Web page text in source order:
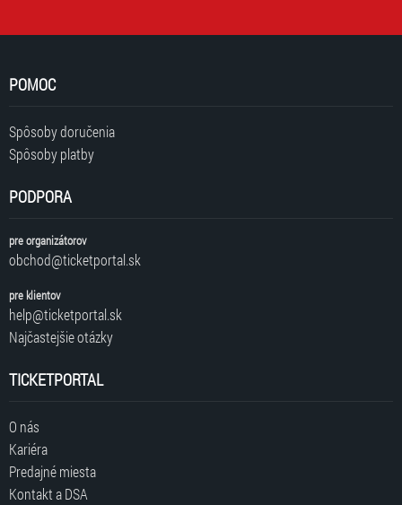
POMOC
Spôsoby doručenia
Spôsoby platby
PODPORA
pre organizátorov
obchod@ticketportal.sk
pre klientov
help@ticketportal.sk
Najčastejšie otázky
TICKETPORTAL
O nás
Kariéra
Predajné miesta
Kontakt a DSA